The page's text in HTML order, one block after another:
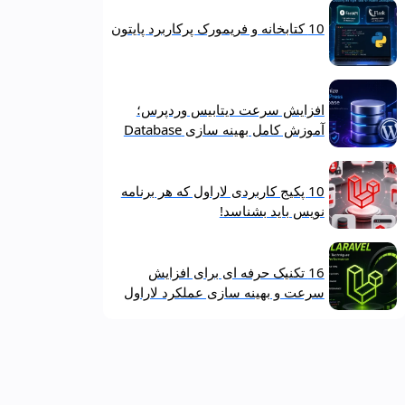
10 کتابخانه و فریمورک پرکاربرد پایتون
افزایش سرعت دیتابیس وردپرس؛
آموزش کامل بهینه‌ سازی Database
10 پکیج کاربردی لاراول که هر برنامه‌
نویس باید بشناسد!
16 تکنیک حرفه‌ ای برای افزایش
سرعت و بهینه‌ سازی عملکرد لاراول